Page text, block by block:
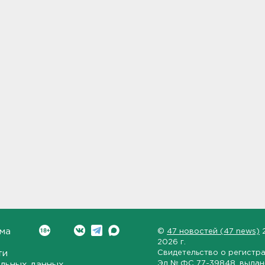
© 47 новостей (47 news)
2026 г.
Свидетельство о
Эл № ФС 77-39848 ,